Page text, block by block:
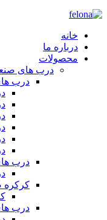
خانه
درباره ما
محصولات
درب های
درب
درب
کرکره
درب